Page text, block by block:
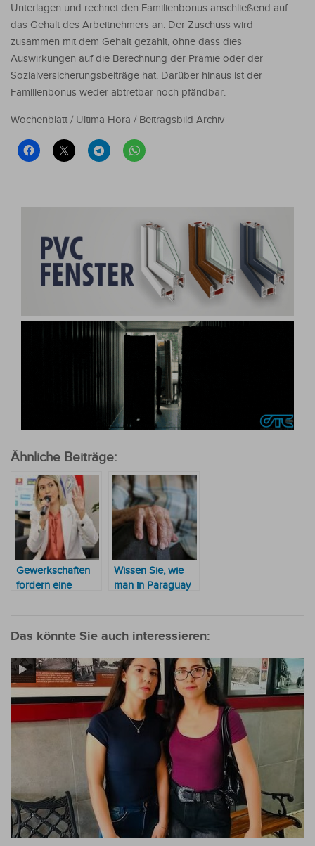
Unterlagen und rechnet den Familienbonus anschließend auf
das Gehalt des Arbeitnehmers an. Der Zuschuss wird
zusammen mit dem Gehalt gezahlt, ohne dass dies
Auswirkungen auf die Berechnung der Prämie oder der
Sozialversicherungsbeiträge hat. Darüber hinaus ist der
Familienbonus weder abtretbar noch pfändbar.
Wochenblatt / Ultima Hora / Beitragsbild Archiv
Ähnliche Beiträge:
Gewerkschaften
fordern eine
35 %
Wissen Sie, wie
man in Paraguay
antwortet
Das könnte Sie auch interessieren: